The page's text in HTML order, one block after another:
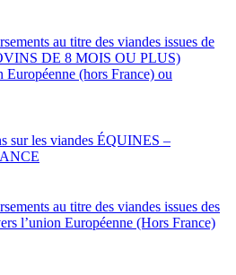
au titre des viandes issues de
DE 8 MOIS OU PLUS)
Européenne (hors France) ou
sur les viandes ÉQUINES –
au titre des viandes issues des
l’union Européenne (Hors France)